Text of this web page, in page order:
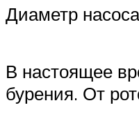
Диаметр
В настоящее
бурения. От